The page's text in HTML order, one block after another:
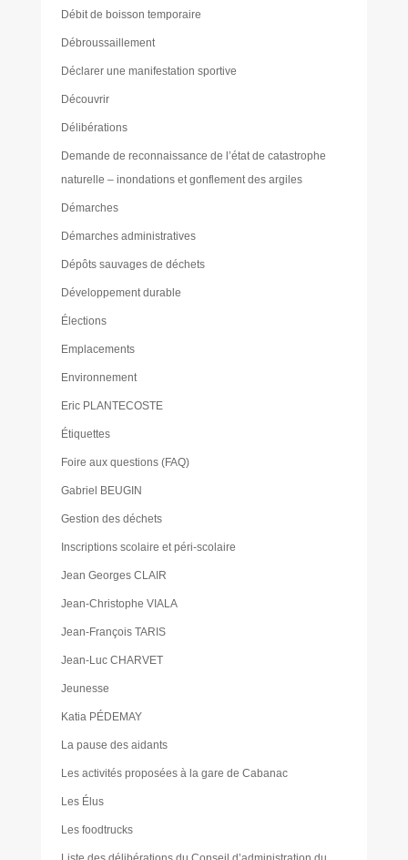
Débit de boisson temporaire
Débroussaillement
Déclarer une manifestation sportive
Découvrir
Délibérations
Demande de reconnaissance de l’état de catastrophe
naturelle – inondations et gonflement des argiles
Démarches
Démarches administratives
Dépôts sauvages de déchets
Développement durable
Élections
Emplacements
Environnement
Eric PLANTECOSTE
Étiquettes
Foire aux questions (FAQ)
Gabriel BEUGIN
Gestion des déchets
Inscriptions scolaire et péri-scolaire
Jean Georges CLAIR
Jean-Christophe VIALA
Jean-François TARIS
Jean-Luc CHARVET
Jeunesse
Katia PÉDEMAY
La pause des aidants
Les activités proposées à la gare de Cabanac
Les Élus
Les foodtrucks